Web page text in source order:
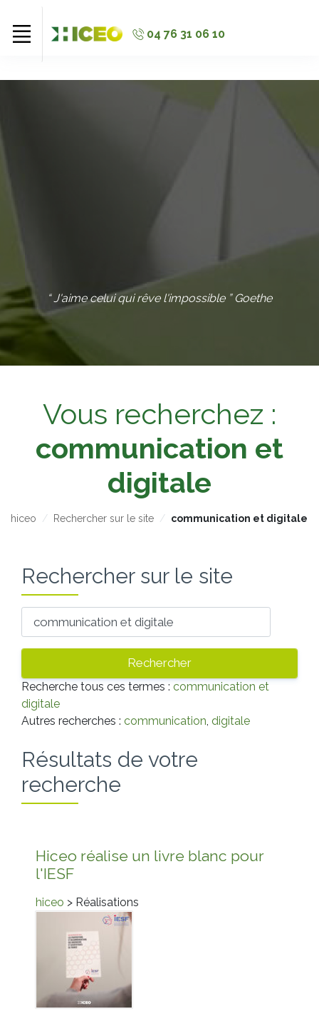
04 76 31 06 10
“ J'aime celui qui rêve l'impossible ” Goethe
Vous recherchez :
communication et
digitale
hiceo Rechercher sur le site communication et digitale
Rechercher sur le site
Recherche tous ces termes : communication et
digitale
Autres recherches : communication, digitale
Résultats de votre
recherche
Hiceo réalise un livre blanc pour
l'IESF
hiceo > Réalisations